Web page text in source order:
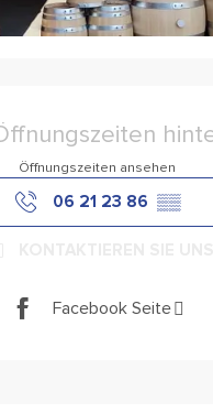
Öffnungszeiten ansehen
06 21 23 86 ▒▒
Facebook Seite